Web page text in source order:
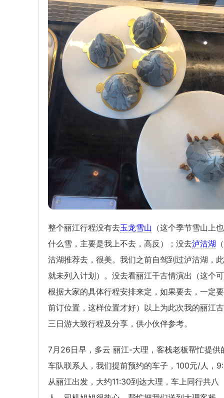
整个丽江行程没有去玉龙雪山 （这个季节雪山上
什么雪，主要是我上不去，高反）；没去泸沽湖
沽湖推荐去，很美。我们之前自驾到过泸沽湖，
就未列入计划）。没去看丽江千古情演出（这个
根据大家的具体行程安排来定，如果要去，一定
前订位置，这样位置才好）以上为此次我的丽江
三日游大致行程及分享，供小伙伴参考。
7月26日早，多云 丽江-大理，客栈老板帮忙提供
车队联系人，我们提前预约的车子，100元/人，
从丽江出发，大约11:30到达大理，车上同行共八